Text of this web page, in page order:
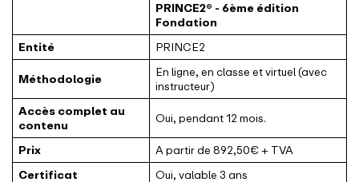
PRINCE2® - 6ème édition
Fondation
Entité
PRINCE2
Méthodologie
En ligne, en classe et virtuel (avec
instructeur)
Accès complet au
contenu
Oui, pendant 12 mois.
Prix
A partir de 892,50€ + TVA
Certificat
Oui, valable 3 ans